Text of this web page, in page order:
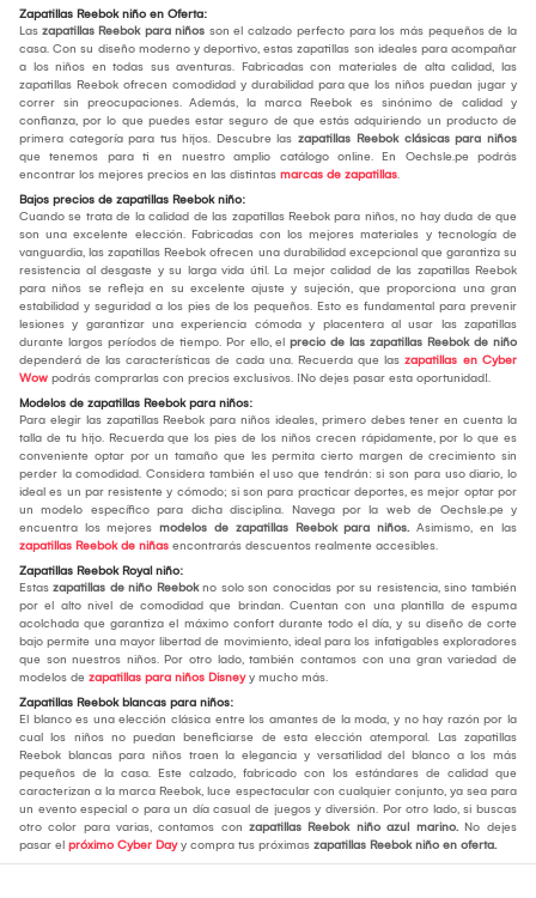
Zapatillas Reebok niño en Oferta:
Las zapatillas Reebok para niños son el calzado perfecto para los más pequeños de la
casa. Con su diseño moderno y deportivo, estas zapatillas son ideales para acompañar
a los niños en todas sus aventuras. Fabricadas con materiales de alta calidad, las
zapatillas Reebok ofrecen comodidad y durabilidad para que los niños puedan jugar y
correr sin preocupaciones. Además, la marca Reebok es sinónimo de calidad y
confianza, por lo que puedes estar seguro de que estás adquiriendo un producto de
primera categoría para tus hijos. Descubre las zapatillas Reebok clásicas para niños
que tenemos para ti en nuestro amplio catálogo online. En Oechsle.pe podrás
encontrar los mejores precios en las distintas marcas de zapatillas.
Bajos precios de zapatillas Reebok niño:
Cuando se trata de la calidad de las zapatillas Reebok para niños, no hay duda de que
son una excelente elección. Fabricadas con los mejores materiales y tecnología de
vanguardia, las zapatillas Reebok ofrecen una durabilidad excepcional que garantiza su
resistencia al desgaste y su larga vida útil. La mejor calidad de las zapatillas Reebok
para niños se refleja en su excelente ajuste y sujeción, que proporciona una gran
estabilidad y seguridad a los pies de los pequeños. Esto es fundamental para prevenir
lesiones y garantizar una experiencia cómoda y placentera al usar las zapatillas
durante largos períodos de tiempo. Por ello, el precio de las zapatillas Reebok de niño
dependerá de las características de cada una. Recuerda que las zapatillas en Cyber
Wow podrás comprarlas con precios exclusivos. ¡No dejes pasar esta oportunidad!.
Modelos de zapatillas Reebok para niños:
Para elegir las zapatillas Reebok para niños ideales, primero debes tener en cuenta la
talla de tu hijo. Recuerda que los pies de los niños crecen rápidamente, por lo que es
conveniente optar por un tamaño que les permita cierto margen de crecimiento sin
perder la comodidad. Considera también el uso que tendrán: si son para uso diario, lo
ideal es un par resistente y cómodo; si son para practicar deportes, es mejor optar por
un modelo específico para dicha disciplina. Navega por la web de Oechsle.pe y
encuentra los mejores modelos de zapatillas Reebok para niños. Asimismo, en las
zapatillas Reebok de niñas encontrarás descuentos realmente accesibles.
Zapatillas Reebok Royal niño:
Estas zapatillas de niño Reebokno solo son conocidas por su resistencia, sino también
por el alto nivel de comodidad que brindan. Cuentan con una plantilla de espuma
acolchada que garantiza el máximo confort durante todo el día, y su diseño de corte
bajo permite una mayor libertad de movimiento, ideal para los infatigables exploradores
que son nuestros niños. Por otro lado, también contamos con una gran variedad de
modelos de zapatillas para niños Disneyy mucho más.
Zapatillas Reebok blancas para niños:
El blanco es una elección clásica entre los amantes de la moda, y no hay razón por la
cual los niños no puedan beneficiarse de esta elección atemporal. Las zapatillas
Reebok blancas para niños traen la elegancia y versatilidad del blanco a los más
pequeños de la casa. Este calzado, fabricado con los estándares de calidad que
caracterizan a la marca Reebok, luce espectacular con cualquier conjunto, ya sea para
un evento especial o para un día casual de juegos y diversión. Por otro lado, si buscas
otro color para varias, contamos con zapatillas Reebok niño azul marino. No dejes
pasar el próximo Cyber Dayy compra tus próximas zapatillas Reebok niño en oferta.